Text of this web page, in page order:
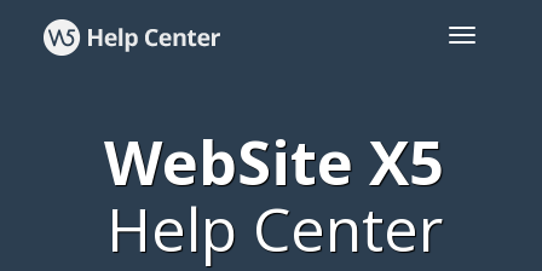
WebSite X5
Help Center